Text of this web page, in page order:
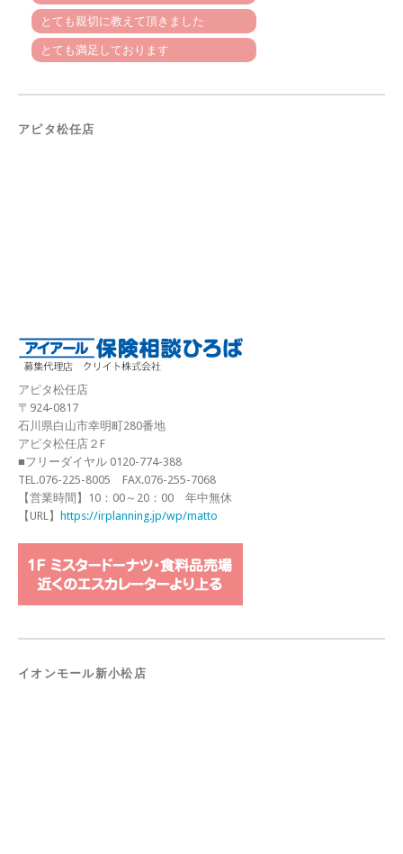
とても親切に教えて頂きました
とても満足しております
アピタ松任店
アピタ松任店
〒924-0817
石川県白山市幸明町280番地
アピタ松任店２F
■フリーダイヤル 0120-774-388
TEL.076-225-8005 FAX.076-255-7068
【営業時間】10：00～20：00 年中無休
【URL】 https://irplanning.jp/wp/matto
イオンモール新小松店